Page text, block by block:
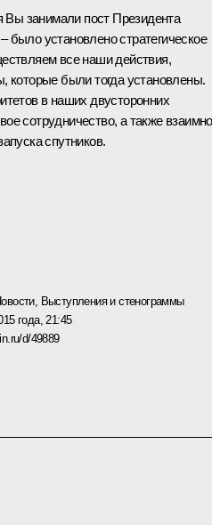
Вы занимали пост Президента
было установлено стратегическое
все наши действия,
которые были тогда установлены.
в наших двусторонних
сотрудничество, а также
спутников.
, Выступления и стенограммы
года, 21:45
d/49889